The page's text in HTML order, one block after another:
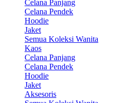
Celana Panjang
Celana Pendek
Hoodie
Jaket
Semua Koleksi Wanita
Kaos
Celana Panjang
Celana Pendek
Hoodie
Jaket
Aksesoris